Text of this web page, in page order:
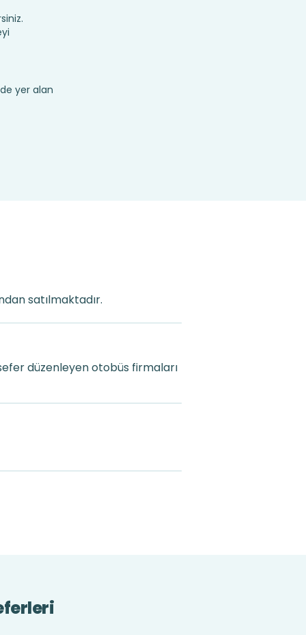
yer alan
satılmaktadır.
düzenleyen otobüs firmaları